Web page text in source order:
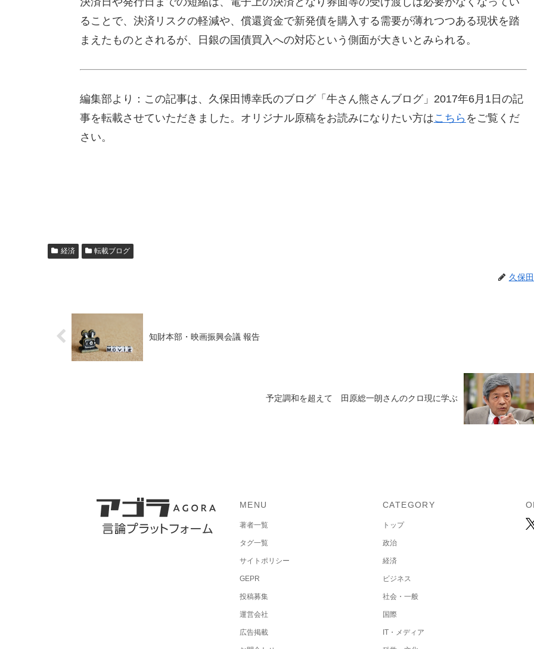
ることで、決済リスクの軽減や、償還資金で新発債を購入する需要が薄れつつある現状を踏
まえたものとされるが、日銀の国債買入への対応という側面が大きいとみられる。
編集部より：この記事は、久保田博幸氏のブログ「牛さん熊さんブログ」2017年6月1日の記
事を転載させていただきました。オリジナル原稿をお読みになりたい方はこちら をご覧くだ
さい。
経済 転載ブログ
久保
知財本部・映画振興会議 報告
予定調和を超えて 田原総一朗さんのクロ現に学ぶ
MENU
著者一覧
タグ一覧
サイトポリシー
GEPR
投稿募集
運営会社
広告掲載
CATEGORY
トップ
政治
経済
ビジネス
社会・一般
国際
IT・メディア